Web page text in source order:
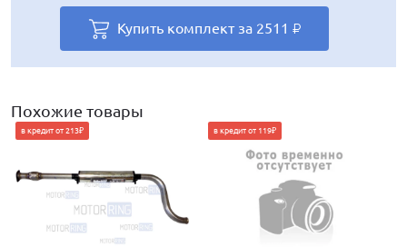
Купить комплект за 2511 ₽
Купить комплект за 2535 ₽
Купить комплект за 2511 ₽
₽
Купить комплект за 2649 ₽
Купить комплект за 2519 ₽
Похожие товары
в кредит от 213₽ в кредит от 119₽